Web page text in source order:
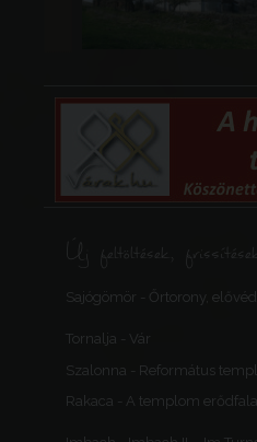
Új feltöltések, frissítések
Sajógömör - Őrtorony,
Tornalja - Vár
Szalonna - Református
Rakaca - A templom erődfala